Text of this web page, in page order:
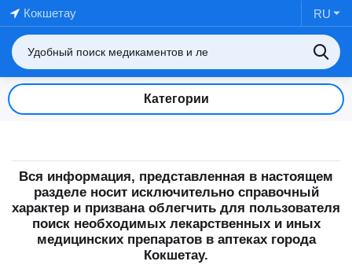
Кокшетау RU
Категории
Вся информация, представленная в настоящем
разделе носит исключительно справочный
характер и призвана облегчить для пользователя
поиск необходимых лекарственных и иных
медицинских препаратов в аптеках города
Кокшетау.